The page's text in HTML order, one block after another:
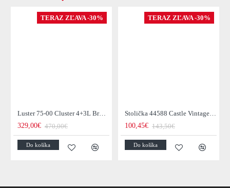
TERAZ ZĽAVA -30%
Luster 75-00 Cluster 4+3L Brown + Jantar Glass
329,00€ 470,00€
Do košíka
TERAZ ZĽAVA -30%
Stolička 44588 Castle Vintage Black
100,45€ 143,50€
Do košíka